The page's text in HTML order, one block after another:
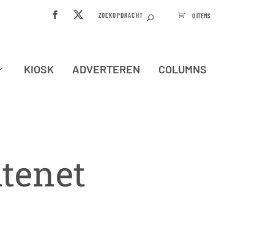
0 ITEMS
KIOSK ADVERTEREN COLUMNS